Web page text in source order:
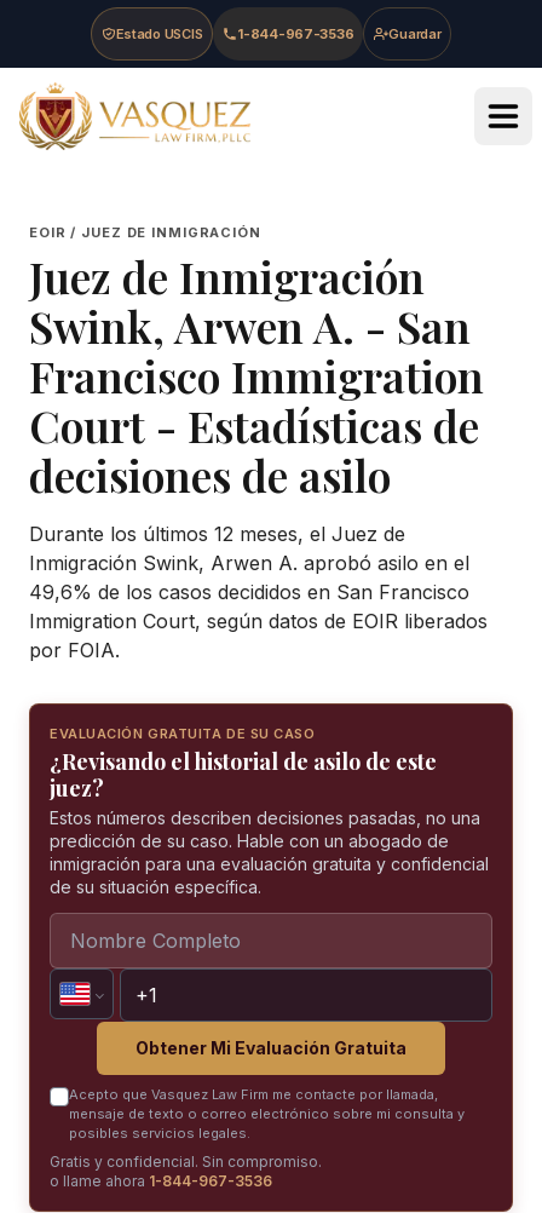
Skip to main content
Skip to navigation
Skip to footer
Estado USCIS 1-844-967-3536 Guardar
Vasquez Law Firm - Home
EOIR / JUEZ DE INMIGRACIÓN
Juez de Inmigración
Swink, Arwen A. - San
Francisco Immigration
Court - Estadísticas de
decisiones de asilo
Durante los últimos 12 meses, el Juez de
Inmigración Swink, Arwen A. aprobó asilo en el
49,6% de los casos decididos en San Francisco
Immigration Court, según datos de EOIR liberados
por FOIA.
EVALUACIÓN GRATUITA DE SU CASO
¿Revisando el historial de asilo de este
juez?
Estos números describen decisiones pasadas, no una
predicción de su caso. Hable con un abogado de
inmigración para una evaluación gratuita y confidencial
de su situación específica.
Obtener Mi Evaluación Gratuita
Acepto que Vasquez Law Firm me contacte por llamada,
mensaje de texto o correo electrónico sobre mi consulta y
posibles servicios legales.
Gratis y confidencial. Sin compromiso.
o llame ahora 1-844-967-3536